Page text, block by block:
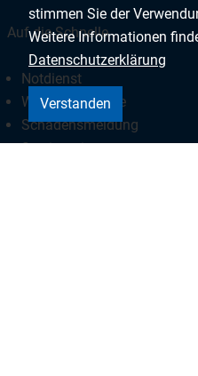
Auf die Schnelle
Notdienst
Wohnungssuche
Schadensmeldung
Servicezeiten
stimmen Sie der
Weitere Informationen
Datenschutzerklärung
Verstanden